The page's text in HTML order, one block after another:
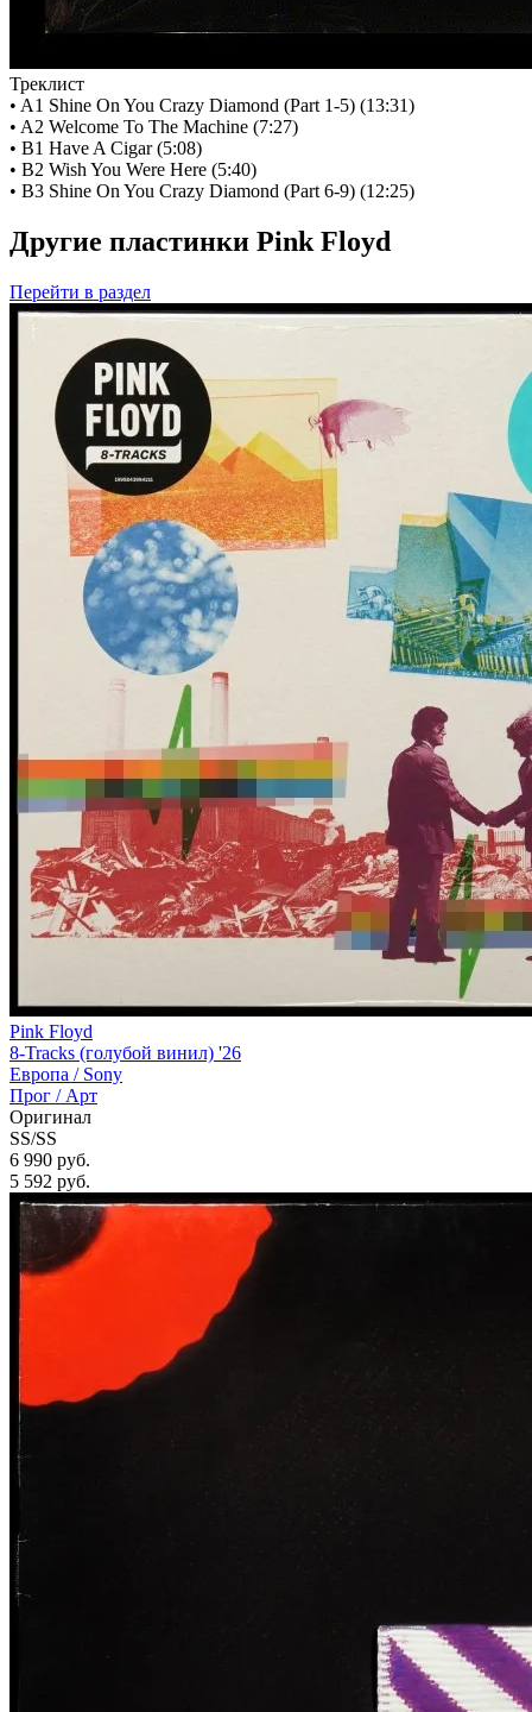
Треклист
• A1 Shine On You Crazy Diamond (Part 1-5) (13:31)
• A2 Welcome To The Machine (7:27)
• B1 Have A Cigar (5:08)
• B2 Wish You Were Here (5:40)
• B3 Shine On You Crazy Diamond (Part 6-9) (12:25)
Другие пластинки Pink Floyd
Перейти в раздел
Pink Floyd
8-Tracks (голубой винил) '26
Европа / Sony
Прог / Арт
Оригинал
SS/SS
6 990 руб.
5 592 руб.